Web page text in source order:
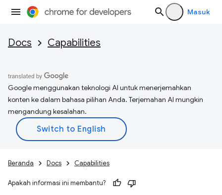
Masuk
Docs Capabilities
Google menggunakan teknologi AI untuk menerjemahkan
konten ke dalam bahasa pilihan Anda. Terjemahan AI mungkin
mengandung kesalahan.
Beranda Docs Capabilities
Apakah informasi ini membantu?